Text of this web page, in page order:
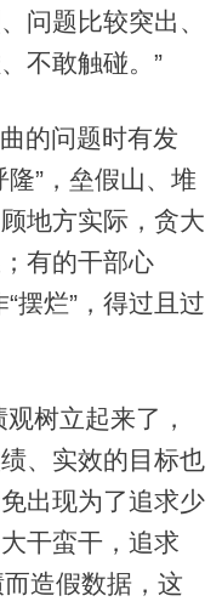
问题比较突出、
不敢触碰。”
的问题时有发
”，垒假山、堆
地方实际，贪大
有的干部心
“摆烂”，得过且过
树立起来了，
、实效的目标也
出现为了追求少
干蛮干，追求
造假数据，这